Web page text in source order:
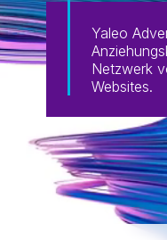
Yaleo
Netzwerk
Websites.